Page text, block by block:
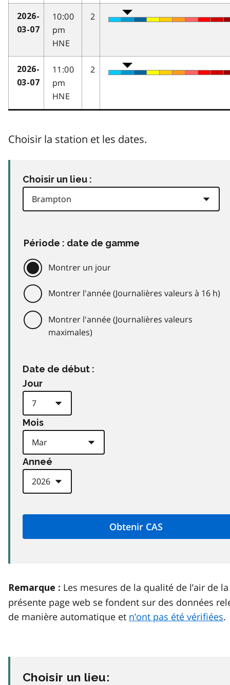
2026-
03-07
10:00
pm
HNE
2
2026-
03-07
11:00
pm
HNE
2
Choisir la station et les dates.
Choisir un lieu :
Période : date de gamme
Montrer un jour
Montrer l'année (Journalières valeurs à 16 h)
Montrer l'année (Journalières valeurs
maximales)
Date de début :
Jour
Mois
Anneé
Remarque : Les mesures de la qualité de l’air de la
présente page web se fondent sur des données
de manière automatique et n’ont pas été vérifiées.
Choisir un lieu: